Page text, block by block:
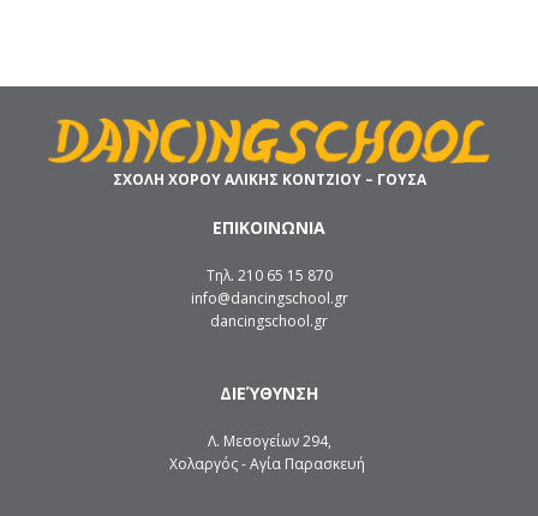
ΣΧΟΛΗ ΧΟΡΟΥ ΑΛΙΚΗΣ ΚΟΝΤΖΙΟΥ – ΓΟΥΣΑ
ΕΠΙΚΟΙΝΩΝΙΑ
Τηλ. 210 65 15 870
info@dancingschool.gr
dancingschool.gr
ΔΙΕΎΘΥΝΣΗ
Λ. Μεσογείων 294,
Χολαργός - Αγία Παρασκευή